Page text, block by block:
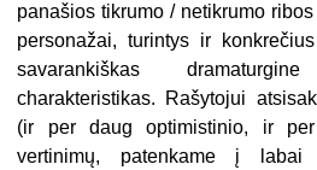
panašios tikrumo / netikrumo
personažai, turintys ir
savarankiškas
charakteristikas. Rašytojui
(ir per daug optimistinio, ir
vertinimų, patenkame į labai